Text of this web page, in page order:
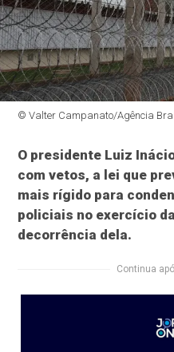
© Valter Campanato/Agência
O presidente Luiz
com vetos, a lei que
mais rígido para
policiais no exercício
decorrência dela.
Continua